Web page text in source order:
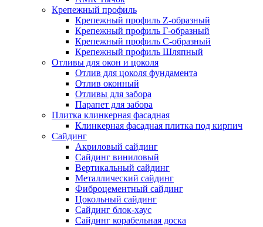
Крепежный профиль
Крепежный профиль Z-образный
Крепежный профиль Г-образный
Крепежный профиль С-образный
Крепежный профиль Шляпный
Отливы для окон и цоколя
Отлив для цоколя фундамента
Отлив оконный
Отливы для забора
Парапет для забора
Плитка клинкерная фасадная
Клинкерная фасадная плитка под кирпич
Сайдинг
Акриловый сайдинг
Сайдинг виниловый
Вертикальный сайдинг
Металлический сайдинг
Фиброцементный сайдинг
Цокольный сайдинг
Сайдинг блок-хаус
Сайдинг корабельная доска